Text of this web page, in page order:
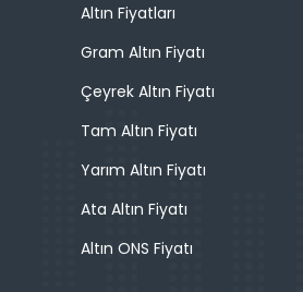
Altın Fiyatları
Gram Altın Fiyatı
Çeyrek Altın Fiyatı
Tam Altın Fiyatı
Yarım Altın Fiyatı
Ata Altın Fiyatı
Altın ONS Fiyatı